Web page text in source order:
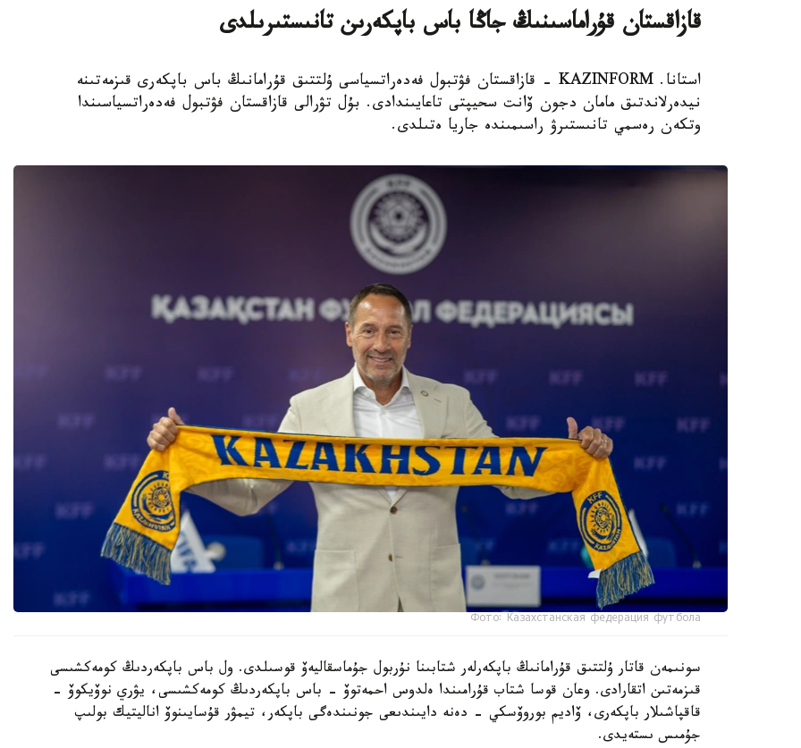
قازاقستان قۇراماسىنىڭ جاڭا باس باپكەرىن تانىستىرىلدى
استانا. KAZINFORM - قازاقستان فۋتبول فەدەراتسياسى ۇلتتىق قۇرامانىڭ باس باپكەرى قىزمەتىنە
نيدەرلاندتىق مامان دجون ۆانت سحيپتى تاعايىندادى. بۇل تۋرالى قازاقستان فۋتبول فەدەراتسياسىندا
وتكەن رەسمي تانىستىرۋ راسىمىندە جاريا ەتىلدى.
Фото: Казахстанская федерация футбола
سونىمەن قاتار ۇلتتىق قۇرامانىڭ باپكەرلەر شتابىنا نۇربول جۇماسقاليەۆ قوسىلدى. ول باس باپكەردىڭ كومەكشىسى
قىزمەتىن اتقارادى. وعان قوسا شتاب قۇرامىندا ەلدوس احمەتوۆ - باس باپكەردىڭ كومەكشىسى، يۋري نوۆيكوۆ -
قاقپاشىلار باپكەرى، ۆاديم بوروۆسكي - دەنە دايىندىعى جونىندەگى باپكەر، تيمۋر قۇسايىنوۆ اناليتيك بولىپ
جۇمىس ىستەيدى.